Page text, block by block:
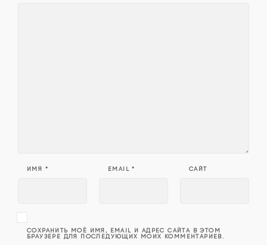
ИМЯ * EMAIL* САЙТ
СОХРАНИТЬ МОЁ ИМЯ, EMAIL И АДРЕС САЙТА В ЭТОМ
БРАУЗЕРЕ ДЛЯ ПОСЛЕДУЮЩИХ МОИХ КОММЕНТАРИЕВ.